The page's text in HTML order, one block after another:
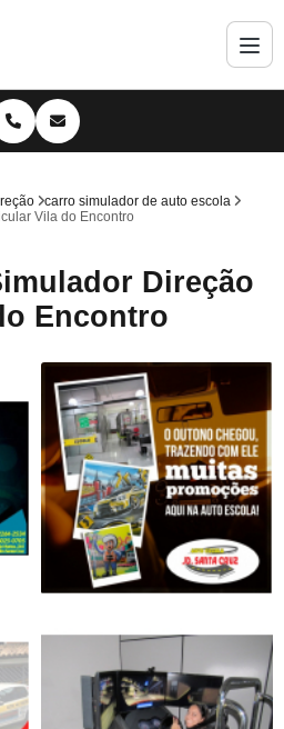
carro simulador de auto escola
Vila do Encontro
Direção
Encontro